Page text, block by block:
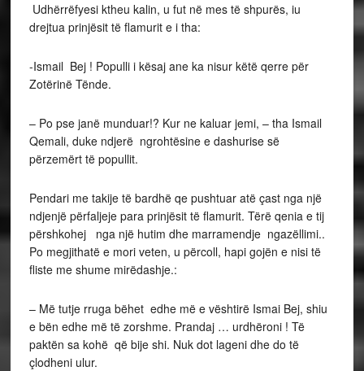
Udhërrëfyesi ktheu kalin, u fut në mes të shpurës, iu
drejtua prinjësit të flamurit e i tha:
-Ismail Bej ! Populli i kësaj ane ka nisur këtë qerre për
Zotërinë Tënde.
– Po pse janë munduar!? Kur ne kaluar jemi, – tha Ismail
Qemali, duke ndjerë ngrohtësine e dashurise së
përzemërt të popullit.
Pendari me takije të bardhë qe pushtuar atë çast nga një
ndjenjë përfaljeje para prinjësit të flamurit. Tërë qenia e tij
përshkohej nga një hutim dhe marramendje ngazëllimi..
Po megjithatë e mori veten, u përcoll, hapi gojën e nisi të
fliste me shume mirëdashje.:
– Më tutje rruga bëhet edhe më e vështirë Ismai Bej, shiu
e bën edhe më të zorshme. Prandaj … urdhëroni ! Të
paktën sa kohë që bije shi. Nuk dot lageni dhe do të
çlodheni ulur.